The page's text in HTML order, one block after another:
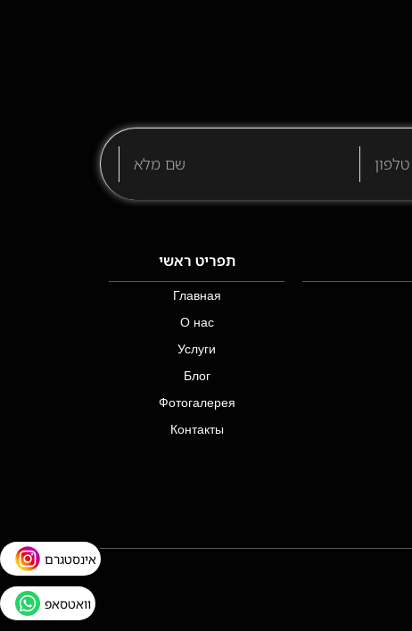
תפריט ראשי
Главная
О нас
Услуги
Блог
Фотогалерея
Контакты
וואטסאפ
אינסטגרם